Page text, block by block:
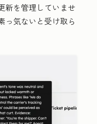
新を管理していませ
っ気ないと受け取ら